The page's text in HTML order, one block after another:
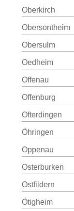
Oberkirch
Obersontheim
Obersulm
Oedheim
Offenau
Offenburg
Ofterdingen
Öhringen
Oppenau
Osterburken
Ostfildern
Ötigheim